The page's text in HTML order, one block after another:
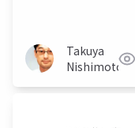
Takuya
Nishimoto